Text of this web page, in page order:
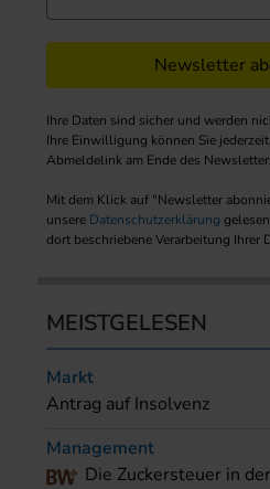
Newsletter
Ihre Daten sind sicher und werden
Ihre Einwilligung können Sie
Abmeldelink am Ende des
Mit dem Klick auf "Newsletter
unsere Datenschutzerklärung
dort beschriebene Verarbeitung Ihrer
MEISTGELESEN
Markt
Antrag auf Insolvenz
Management
Die Zuckersteuer in